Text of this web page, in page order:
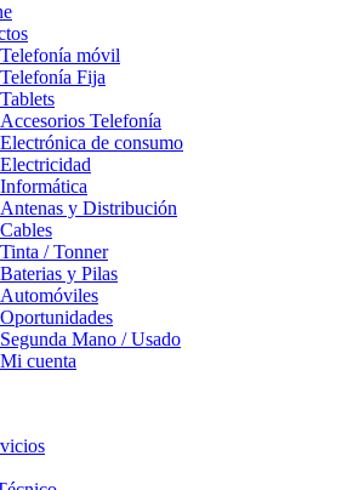
Telefonía móvil
Telefonía Fija
Tablets
Accesorios Telefonía
Electrónica de consumo
Electricidad
Informática
Antenas y Distribución
Cables
Tinta / Tonner
Baterias y Pilas
Automóviles
Oportunidades
Segunda Mano / Usado
Mi cuenta